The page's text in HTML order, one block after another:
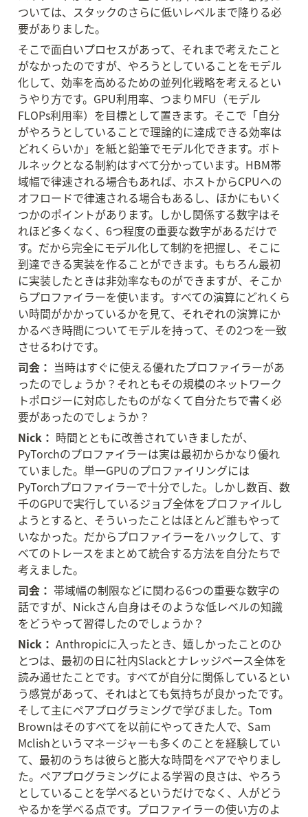
ついては、スタックのさらに低いレベルまで降りる必
要がありました。
そこで面白いプロセスがあって、それまで考えたこと
がなかったのですが、やろうとしていることをモデル
化して、効率を高めるための並列化戦略を考えるとい
うやり方です。GPU利用率、つまりMFU（モデル
FLOPs利用率）を目標として置きます。そこで「自分
がやろうとしていることで理論的に達成できる効率は
どれくらいか」を紙と鉛筆でモデル化できます。ボト
ルネックとなる制約はすべて分かっています。HBM帯
域幅で律速される場合もあれば、ホストからCPUへの
オフロードで律速される場合もあるし、ほかにもいく
つかのポイントがあります。しかし関係する数字はそ
れほど多くなく、6つ程度の重要な数字があるだけで
す。だから完全にモデル化して制約を把握し、そこに
到達できる実装を作ることができます。もちろん最初
に実装したときは非効率なものができますが、そこか
らプロファイラーを使います。すべての演算にどれくら
い時間がかかっているかを見て、それぞれの演算にか
かるべき時間についてモデルを持って、その2つを一致
させるわけです。
司会： 当時はすぐに使える優れたプロファイラーがあ
ったのでしょうか？それともその規模のネットワーク
トポロジーに対応したものがなくて自分たちで書く必
要があったのでしょうか？
Nick： 時間とともに改善されていきましたが、
PyTorchのプロファイラーは実は最初からかなり優れ
ていました。単一GPUのプロファイリングには
PyTorchプロファイラーで十分でした。しかし数百、数
千のGPUで実行しているジョブ全体をプロファイルし
ようとすると、そういったことはほとんど誰もやって
いなかった。だからプロファイラーをハックして、す
べてのトレースをまとめて統合する方法を自分たちで
考えました。
司会： 帯域幅の制限などに関わる6つの重要な数字の
話ですが、Nickさん自身はそのような低レベルの知識
をどうやって習得したのでしょうか？
Nick： Anthropicに入ったとき、嬉しかったことのひ
とつは、最初の日に社内Slackとナレッジベース全体を
読み通せたことです。すべてが自分に関係しているとい
う感覚があって、それはとても気持ちが良かったです。
そして主にペアプログラミングで学びました。Tom
Brownはそのすべてを以前にやってきた人で、Sam
Mclishというマネージャーも多くのことを経験してい
て、最初のうちは彼らと膨大な時間をペアでやりまし
た。ペアプログラミングによる学習の良さは、やろう
としていることを学べるというだけでなく、人がどう
やるかを学べる点です。プロファイラーの使い方のよ